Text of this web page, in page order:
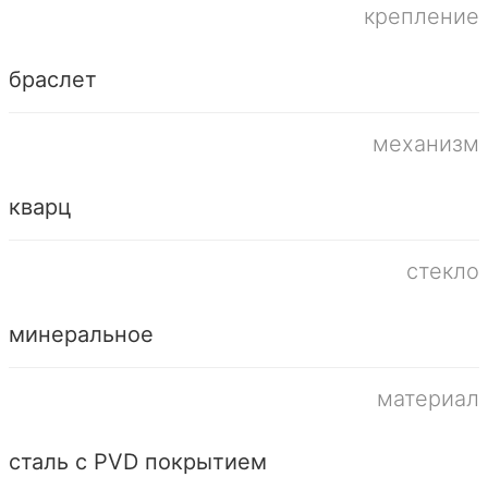
крепление
браслет
механизм
кварц
стекло
минеральное
материал
сталь с PVD покрытием